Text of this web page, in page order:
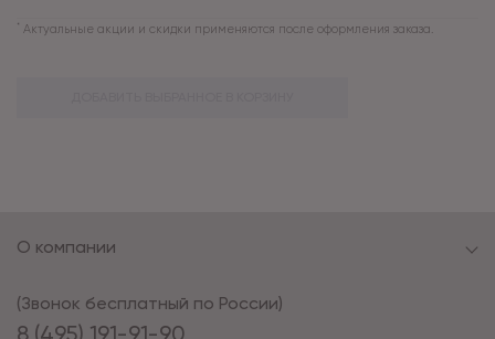
* Актуальные акции и скидки применяются после оформления заказа.
8 (495) 191-91-90
(Звонок бесплатный по России)
О компании